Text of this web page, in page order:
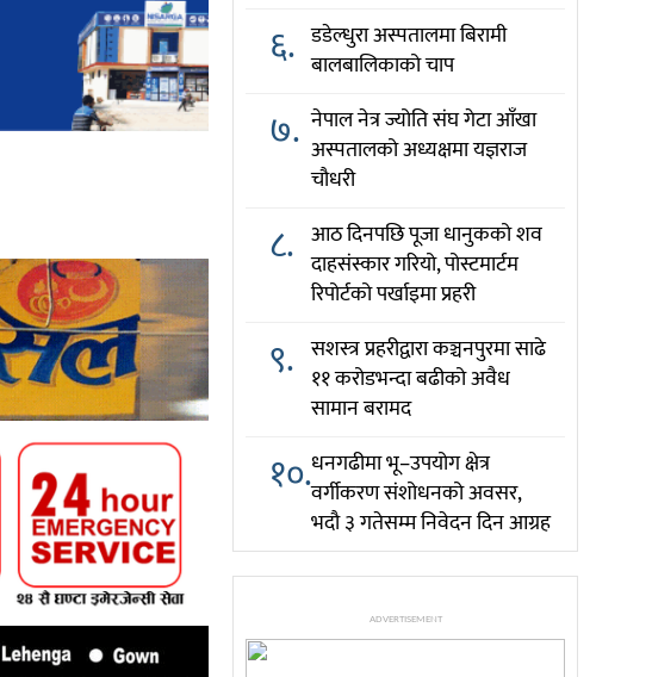
६. डडेल्धुरा अस्पतालमा बिरामी
बालबालिकाको चाप
७. नेपाल नेत्र ज्योति संघ गेटा आँखा
अस्पतालको अध्यक्षमा यज्ञराज
चौधरी
८. आठ दिनपछि पूजा धानुकको शव
दाहसंस्कार गरियो, पोस्टमार्टम
रिपोर्टको पर्खाइमा प्रहरी
९. सशस्त्र प्रहरीद्वारा कञ्चनपुरमा साढे
११ करोडभन्दा बढीको अवैध
सामान बरामद
१०.धनगढीमा भू–उपयोग क्षेत्र
वर्गीकरण संशोधनको अवसर,
भदौ ३ गतेसम्म निवेदन दिन आग्रह
ADVERTISEMENT